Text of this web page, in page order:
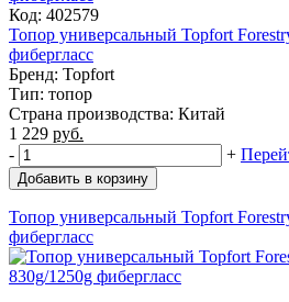
Код: 402579
Топор универсальный Topfort
фибергласс
Бренд: Topfort
Тип: топор
Страна производства: Китай
1 229 руб.
-
+
Добавить в корзину
Топор универсальный Topfort
фибергласс